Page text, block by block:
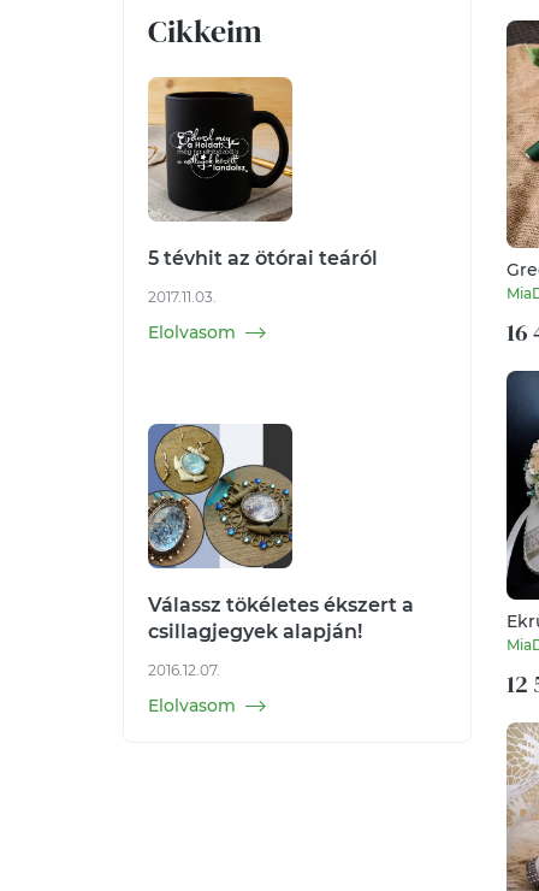
Cikkeim
5 tévhit az ötórai teáról
2017.11.03.
Elolvasom
Válassz tökéletes ékszert a
csillagjegyek alapján!
2016.12.07.
Elolvasom
16
12